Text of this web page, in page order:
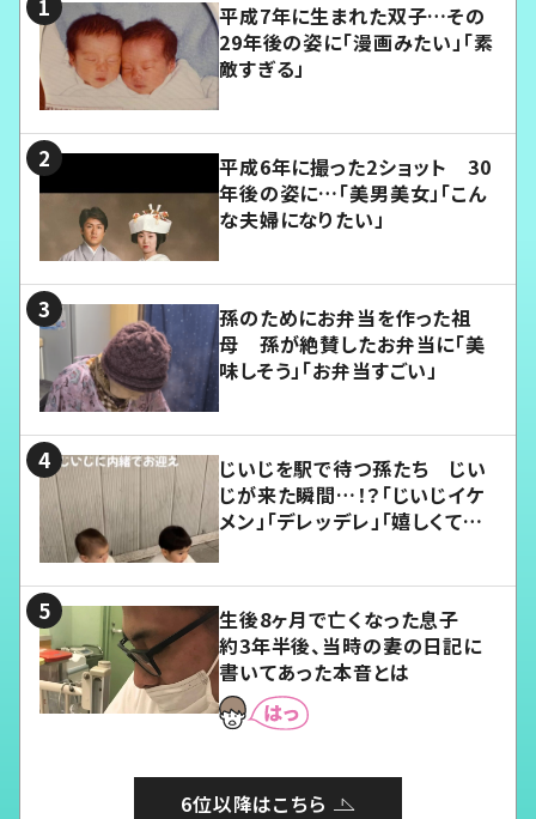
平成7年に生まれた双子…その
29年後の姿に「漫画みたい」「素
敵すぎる」
平成6年に撮った2ショット 30
年後の姿に…「美男美女」「こん
な夫婦になりたい」
孫のためにお弁当を作った祖
母 孫が絶賛したお弁当に「美
味しそう」「お弁当すごい」
じいじを駅で待つ孫たち じい
じが来た瞬間…！？「じいじイケ
メン」「デレッデレ」「嬉しくて可
生後8ヶ月で亡くなった息子
約3年半後、当時の妻の日記に
書いてあった本音とは
6位以降はこちら